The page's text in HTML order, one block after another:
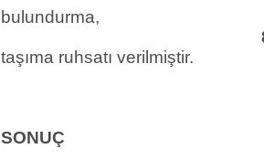
bulundurma,
taşıma ruhsatı verilmiştir.
SONUÇ